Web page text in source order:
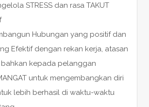
STRESS dan rasa TAKUT
Hubungan yang positif dan
Efektif dengan rekan kerja, atasan
kepada pelanggan
untuk mengembangkan diri
lebih berhasil di waktu-waktu